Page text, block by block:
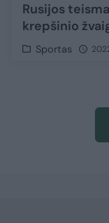
Rusijos
krepšinio
Sportas